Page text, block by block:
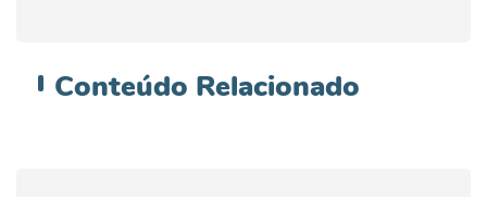
Conteúdo Relacionado